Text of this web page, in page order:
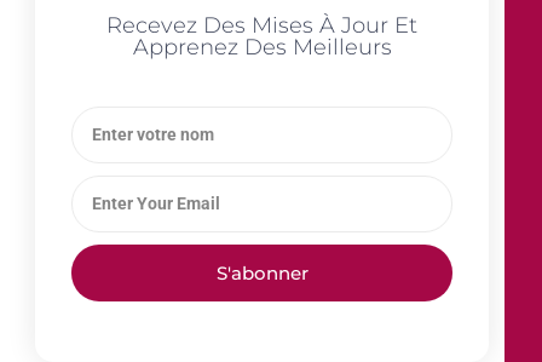
Recevez Des Mises À Jour Et
Apprenez Des Meilleurs
S'abonner